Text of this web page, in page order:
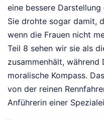
eine bessere
Sie drohte sogar damit,
wenn die Frauen nicht
Teil 8 sehen wir sie als
zusammenhält,
moralische Kompass.
von der reinen
Anführerin einer